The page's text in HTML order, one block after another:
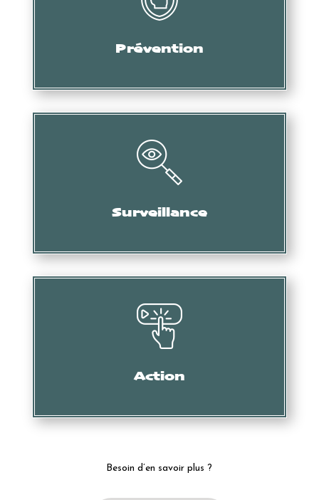
Prévention
Audit, formation, etc.
Surveillance
Collecte d’informations, de preuves, etc.
Action
Mise en demeure, intervention des services douaniers,
Besoin d’en savoir plus ?